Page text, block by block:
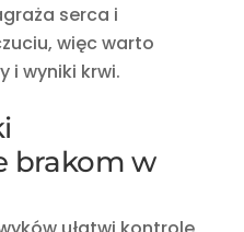
serca i
więc warto
i wyniki krwi.
brakom w